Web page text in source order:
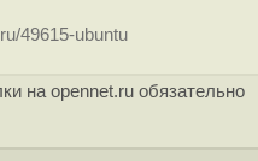
49615-ubuntu
на opennet.ru обязательно